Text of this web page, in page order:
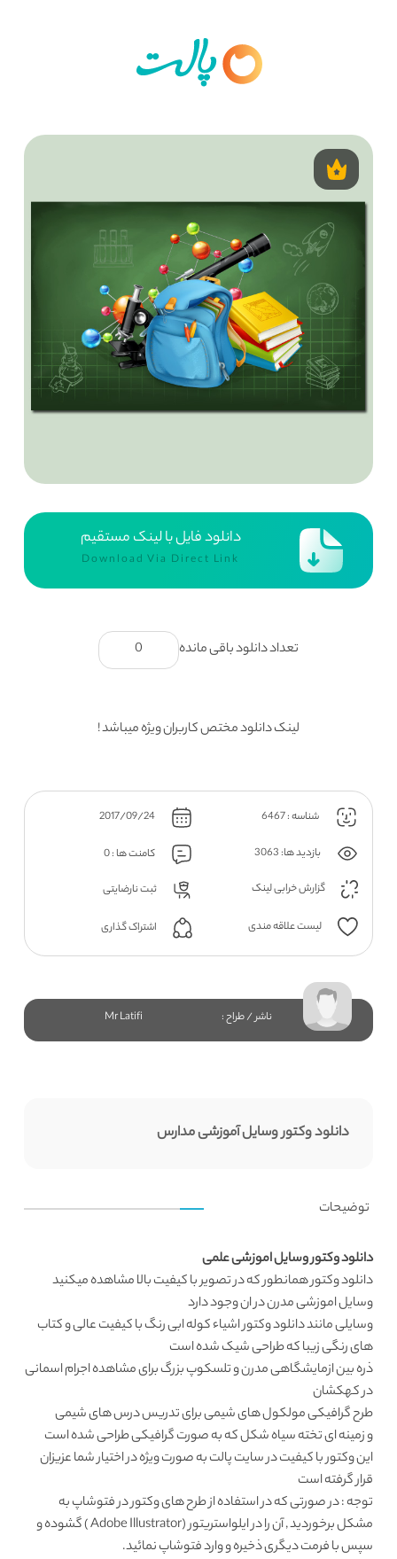
دانلود فایل با لینک مستقیم
Download Via Direct Link
تعداد دانلود باقی مانده 0
لینک دانلود مختص کاربران ویژه میباشد !
شناسه : 6467 2017/09/24
بازدید ها: 3063
کامنت ها : 0
گزارش خرابی لینک
ثبت نارضایتی
لیست علاقه مندی اشتراک گذاری
ناشر / طراح : Mr Latifi
دانلود وکتور وسایل آموزشی مدارس
توضیحات
دانلود وکتور وسایل اموزشی علمی
دانلود وکتورهمانطور که در تصویر با کیفیت بالا مشاهده میکنید
وسایل اموزشی مدرن در ان وجود دارد
وسایلی ماننددانلود وکتور اشیاءکوله ابی رنگ با کیفیت عالی و کتاب
های رنگی زیبا که طراحی شیک شده است
ذره بین ازمایشگاهی مدرن و تلسکوپ بزرگ برای مشاهده اجرام اسمانی
در کهکشان
طرح گرافیکیمولکول های شیمی برای تدریس درس های شیمی
و زمینه ای تخته سیاه شکل که به صورت گرافیکی طراحی شده است
این وکتور با کیفیت درسایت پالتبه صورت ویژه در اختیار شما عزیزان
قرار گرفته است
توجه : در صورتی که در استفاده از طرح های وکتور در فتوشاپ به
مشکل برخوردید , آن را در ایلواستریتور (Adobe Illustrator ) گشوده و
سپس با فرمت دیگری ذخیره و وارد فتوشاپ نمائید.